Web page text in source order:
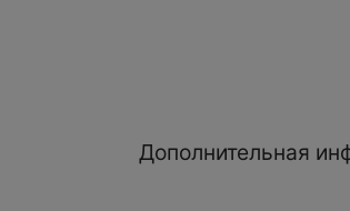
Дополнительная